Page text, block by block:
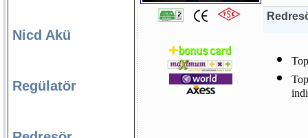
Nicd Akü
Regülatör